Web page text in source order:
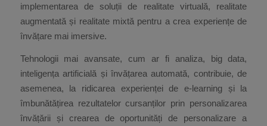
implementarea de soluții de realitate virtuală, realitate
augmentată și realitate mixtă pentru a crea experiențe de
învățare mai imersive.
Tehnologii mai avansate, cum ar fi analiza, big data,
inteligența artificială și învățarea automată, contribuie, de
asemenea, la ridicarea experienței de e-learning și la
îmbunătățirea rezultatelor cursanților prin personalizarea
învățării și crearea de oportunități de personalizare a